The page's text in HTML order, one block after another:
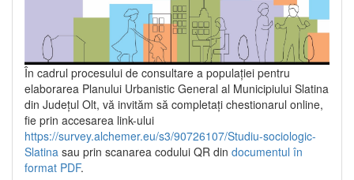
În cadrul procesului de consultare a populaţiei pentru
elaborarea Planului Urbanistic General al Municipiului Slatina
din Județul Olt, vă invităm să completați chestionarul online,
fie prin accesarea link-ului
https://survey.alchemer.eu/s3/90726107/Studiu-sociologic-
Slatina sau prin scanarea codului QR din documentul în
format PDF.